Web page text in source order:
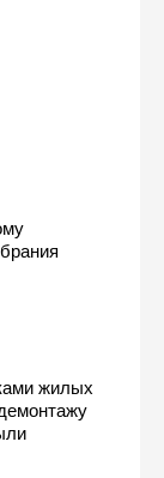
жилых